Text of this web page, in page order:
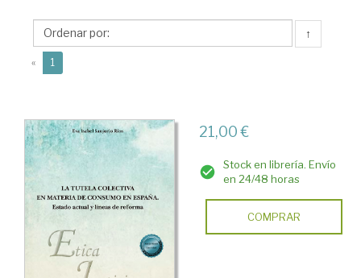
Eva
Isabel
↑
« 1
21,00 €
Stock en librería. Envío
en 24/48 horas
COMPRAR